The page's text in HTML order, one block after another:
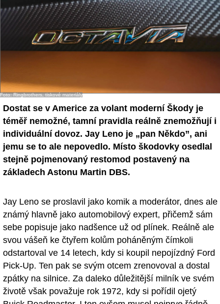
Foto: Ringbrothers, tiskové materiály
Dostat se v Americe za volant moderní Škody je
téměř nemožné, tamní pravidla reálně znemožňují i
individuální dovoz. Jay Leno je „pan Někdo”, ani
jemu se to ale nepovedlo. Místo škodovky osedlal
stejně pojmenovaný restomod postavený na
základech Astonu Martin DBS.
Jay Leno se proslavil jako komik a moderátor, dnes ale
známý hlavně jako automobilový expert, přičemž sám
sebe popisuje jako nadšence už od plínek. Reálně ale
svou vášeň ke čtyřem kolům poháněným čímkoli
odstartoval ve 14 letech, kdy si koupil nepojízdný Ford
Pick-Up. Ten pak se svým otcem zrenovoval a dostal
zpátky na silnice. Za daleko důležitější milník ve svém
životě však považuje rok 1972, kdy si pořídil ojetý